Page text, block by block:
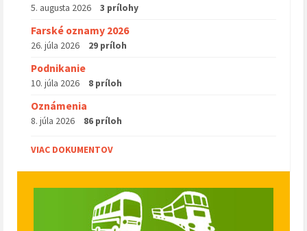
5. augusta 2026 3 prílohy
Farské oznamy 2026
26. júla 2026 29 príloh
Podnikanie
10. júla 2026 8 príloh
Oznámenia
8. júla 2026 86 príloh
VIAC DOKUMENTOV